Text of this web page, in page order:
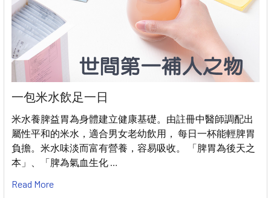
一包米水飲足一日
米水養脾益胃為身體建立健康基礎。由註冊中醫師調配出
屬性平和的米水，適合男女老幼飲用， 每日一杯能輕脾胃
負擔。米水味淡而富有營養，容易吸收。 「脾胃為後天之
本」、「脾為氣血生化 …
Read More